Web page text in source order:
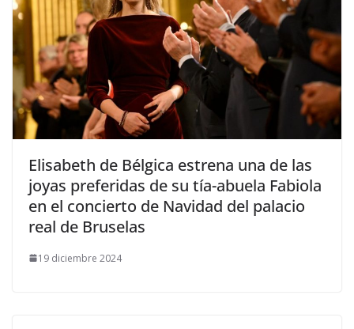
​Elisabeth de Bélgica estrena una de las
joyas preferidas de su tía-abuela Fabiola
en el concierto de Navidad del palacio
real de Bruselas
19 diciembre 2024